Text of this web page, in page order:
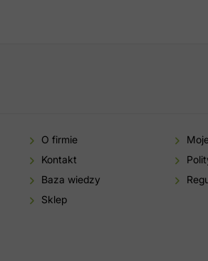
O firmie
Kontakt
Baza wiedzy
Sklep